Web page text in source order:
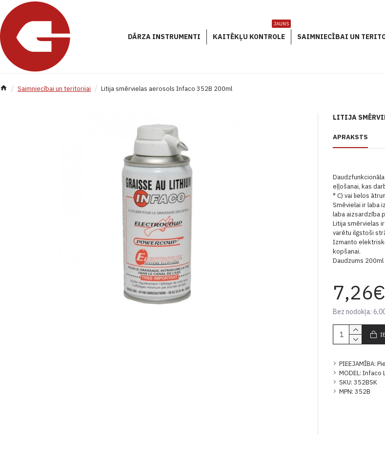
DĀRZA INSTRUMENTI KAITĒKĻU KONTROLE
JAUNS
SAIMNIECĪBAI UN
Saimniecībai un teritorijai Litija smērvielas aerosols Infaco 352B 200ml
LITIJA
APRAKSTS
eļļošanai, kas
° C) vai lielos
Smēvielai irlaba
laba aizsardzība
Litija smērvielas
varētu ilgstoši
Izmanto
kopšanai.
Daudzums 200ml
PIEEJAMĪBA:
MODEL: Infaco
SKU: 352BSK
MPN: 352B
7,26€
Bez nodokļa: